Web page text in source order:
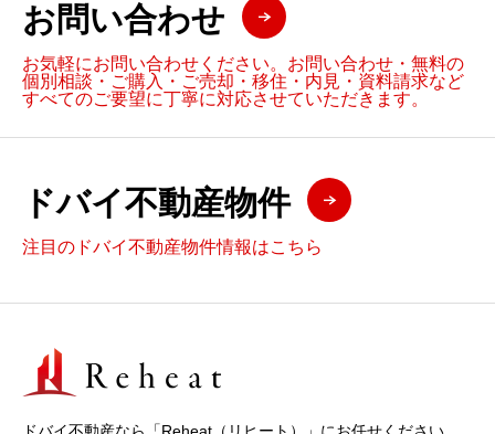
お問い合わせ
お気軽にお問い合わせください。お問い合わせ・無料の
個別相談・ご購入・ご売却・移住・内見・資料請求など
すべてのご要望に丁寧に対応させていただきます。
ドバイ不動産物件
注目のドバイ不動産物件情報はこちら